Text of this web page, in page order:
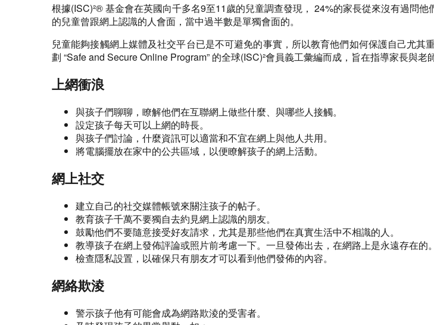
根據(ISC)²® 基金會在英國向千多名9至11歲的兒童調查發現， 24%的家長從來沒有過問
的兒童曾跟網上認識的人會面，當中過半數是單獨會面的。
兒童能夠接觸網上媒體及社交平台已是不可避免的事實，所以教育他們如何保護自己尤
劃 “Safe and Secure Online Program” 的全球(ISC)²會員義工彙編而成，旨在指導家長與老
上網衝浪
與孩子們聊聊，瞭解他們在互聯網上做些什麼、與哪些人接觸。
設定孩子每天可以上網的時長。
與孩子們討論，什麼資訊可以適當和不宜在網上與他人共用。
將電腦擺放在家中的公共區域，以便瞭解孩子的網上活動。
網上社交
建立自己的社交媒體帳號來關注孩子的帖子。
教育孩子千萬不要獨自去約見網上認識的朋友。
鼓勵他們不要隨意接受好友請求，尤其是那些他們在真實生活中不相識的人。
教導孩子在網上發佈評論或照片前考慮一下。一旦發佈出去，在網路上是永遠存在的。
檢查隱私設置，以確保只有朋友才可以看到他們發佈的內容。
網絡欺淩
警示孩子他有可能會成為網路欺淩的受害者。